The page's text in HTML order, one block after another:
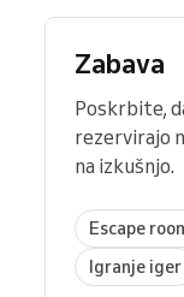
Zabava
Poskrbite,
rezervirajo
na izkušnjo.
Escape
Igranje iger